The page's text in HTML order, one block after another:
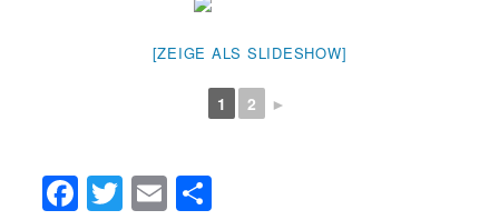
[ZEIGE ALS SLIDESHOW]
1 2 ►
Facebook
Twitter
Email